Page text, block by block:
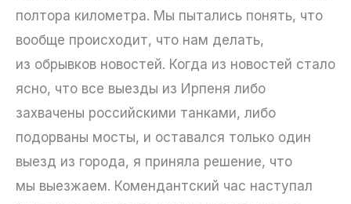
полтора километра. Мы пытались понять, что
вообще происходит, что нам делать,
из обрывков новостей. Когда из новостей стало
ясно, что все выезды из Ирпеня либо
захвачены российскими танками, либо
подорваны мосты, и оставался только один
выезд из города, я приняла решение, что
мы выезжаем. Комендантский час наступал